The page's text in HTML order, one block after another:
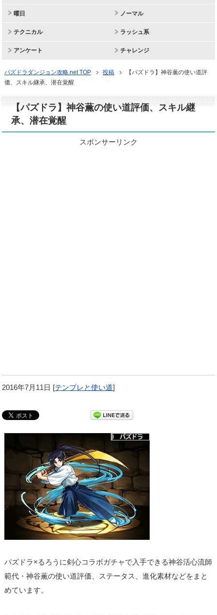
曜日 ノーマル
テクニカル ラッシュ系
アンケート チャレンジ
パズドラダンジョン攻略.net TOP 投稿
【パズドラ】神谷薫の使い道評
価、スキル継承、潜在覚醒
【パズドラ】神谷薫の使い道評価、スキル継
承、潜在覚醒
スポンサーリンク
2016年7月11日 [テンプレと使い道]
パズドラ×るろうに剣心コラボガチャで入手できる神谷活心流師
範代・神谷薫の使い道評価、ステータス、進化素材などをまと
めています。